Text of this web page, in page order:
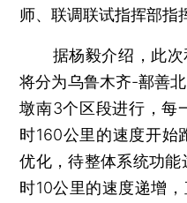
师、联调联试指挥部指
据杨毅介绍，此次
将分为乌鲁木齐-鄯善
墩南3个区段进行，每
时160公里的速度开始
优化，待整体系统功
时10公里的速度递增